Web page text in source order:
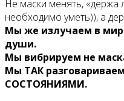
Не маски менять, «держа
необходимо уметь)), а
Мы же излучаем в мир
души.
Мы вибрируем не
Мы ТАК
СОСТОЯНИЯМИ.